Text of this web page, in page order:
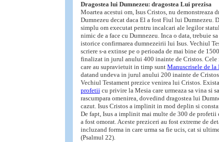
Dragostea lui Dumnezeu: dragostea Lui prezisa
Moartea acestui om, Isus Cristos, nu demonstreaza
Dumnezeu decat daca El a fost Fiul lui Dumnezeu.
simplu om executat pentru incalcari ale legilor
nimic de a face cu Dumnezeu. Inca o data, trebuie
istorice confirmarea dumnezeirii lui Isus. Vechiul
scriere s-a extinse pe o perioada de mai bine de
finalizat in jurul anului 400 inainte de Cristos.
care au supravietuit in timp sunt Manuscrisele de la
datand undeva in jurul anului 200 inainte de
Vechiul Testament prezice venirea lui Cristos.
profetiicu privire la Mesia care urmeaza sa vina si
rascumpara omenirea, dovedind dragostea lui
cazut. Isus Cristos a implinit in mod deplin si
De fapt, Isus a implinit mai multe de 300 de profetii
a fost omorat. Aceste preziceri au fost extreme de
incluzand forma in care urma sa fie ucis, cat si
(Psalmul 22).